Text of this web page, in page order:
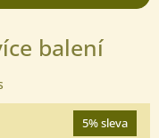
balení
5% sleva